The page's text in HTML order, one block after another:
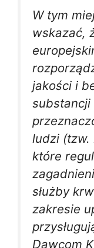
W tym
wskazać,
jakości i
substancji
ludzi (tzw.
które
służby
zakresie
Dawcom